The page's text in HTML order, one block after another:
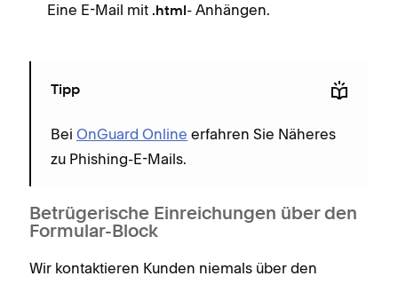
Eine E-Mail mit .html- Anhängen.
Tipp
Bei OnGuard Online erfahren Sie Näheres
zu Phishing-E-Mails.
Betrügerische Einreichungen über den
Formular-Block
Wir kontaktieren Kunden niemals über den